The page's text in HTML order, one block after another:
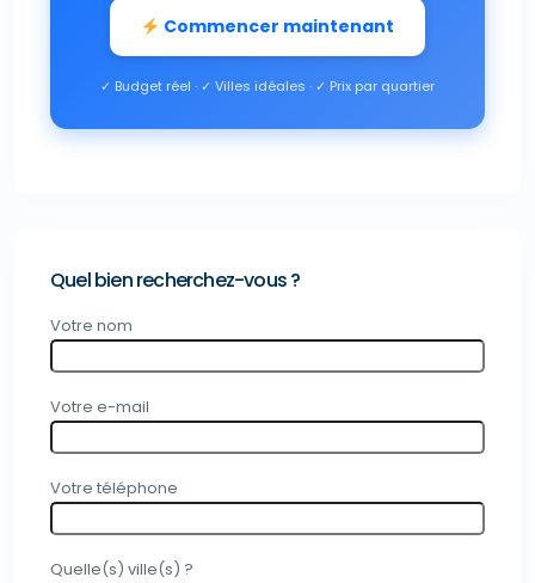
Commencer maintenant
✓ Budget réel · ✓ Villes idéales · ✓ Prix par quartier
Quel bien recherchez-vous ?
Votre nom
Votre e-mail
Votre téléphone
Quelle(s) ville(s) ?